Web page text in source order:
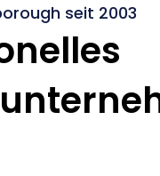
seit 2003